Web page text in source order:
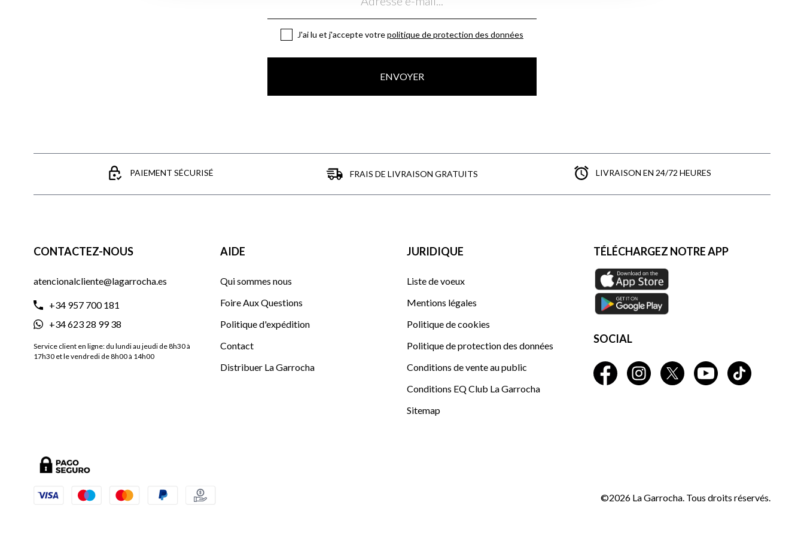
J'ai lu et j'accepte votrepolitique de protection des données
ENVOYER
PAIEMENT SÉCURISÉ FRAIS DE LIVRAISON GRATUITS LIVRAISON EN 24/72 HEURES
CONTACTEZ-NOUS
atencionalcliente@lagarrocha.es
+34 957 700 181
+34 623 28 99 38
Service client en ligne: du lundi au jeudi de 8h30 à
17h30 et le vendredi de 8h00 à 14h00
AIDE
Qui sommes nous
Foire Aux Questions
Politique d'expédition
Contact
Distribuer La Garrocha
JURIDIQUE
Liste de voeux
Mentions légales
Politique de cookies
Politique de protection des données
Conditions de vente au public
Conditions EQ Club La Garrocha
Sitemap
TÉLÉCHARGEZ NOTRE APP
SOCIAL
©2026 La Garrocha. Tous droits réservés.